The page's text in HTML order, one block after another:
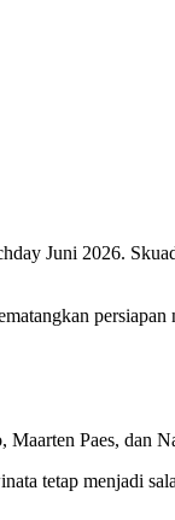
Juni 2026.
Paes, dan
tetap menjadi